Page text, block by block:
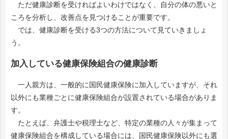
ただ健康診断を受ければよいわけではなく、自分の体の悪いと
ころを分析し、改善点を見つけることが重要です。
では、健康診断を受ける3つの方法について見ていきましょ
う。
加入している健康保険組合の健康診断
一人親方は、一般的に国民健康保険に加入していますが、それ
以外にも業種ごとに健康保険組合が設置されている場合がありま
す。
たとえば、弁護士や税理士など、特定の業種の人々が集まって
健康保険組合を構成している場合には、国民健康保険以外にも選